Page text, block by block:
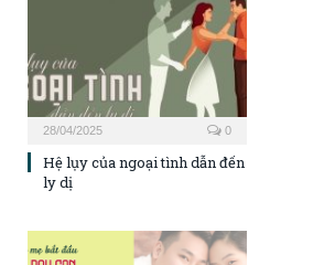
28/04/2025 0
Hệ lụy của ngoại tình dẫn đến
ly dị